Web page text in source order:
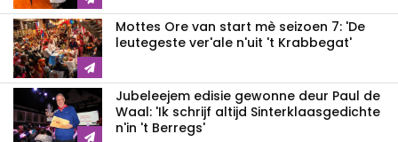
Mottes Ore van start mè seizoen 7: 'De
leutegeste ver'ale n'uit 't Krabbegat'
Jubeleejem edisie gewonne deur Paul de
Waal: 'Ik schrijf altijd Sinterklaasgedichte
n'in 't Berregs'